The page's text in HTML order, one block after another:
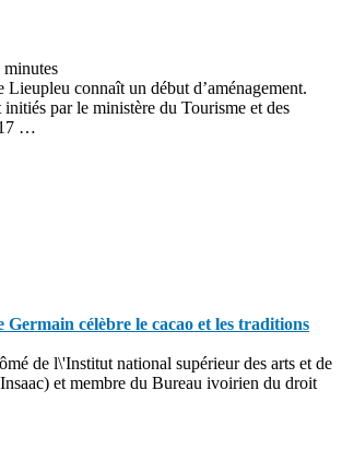
minutes
Lieupleu connaît un début d’aménagement.
par le ministère du Tourisme et des
…
Germain célèbre le cacao et les traditions
de l\'Institut national supérieur des arts et de
et membre du Bureau ivoirien du droit